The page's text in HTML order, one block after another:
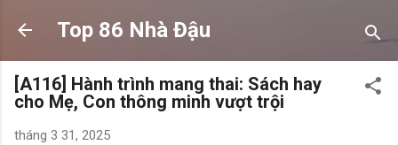
Chuyển đến nội dung chính
Top 86 Nhà Đậu
[A116] Hành trình mang thai: Sách hay
cho Mẹ, Con thông minh vượt trội
tháng 3 31, 2025